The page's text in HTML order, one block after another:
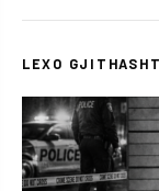
LEXO